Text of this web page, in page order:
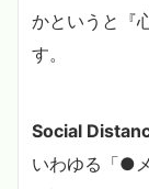
かというと『
す。
Social
いわゆる「●